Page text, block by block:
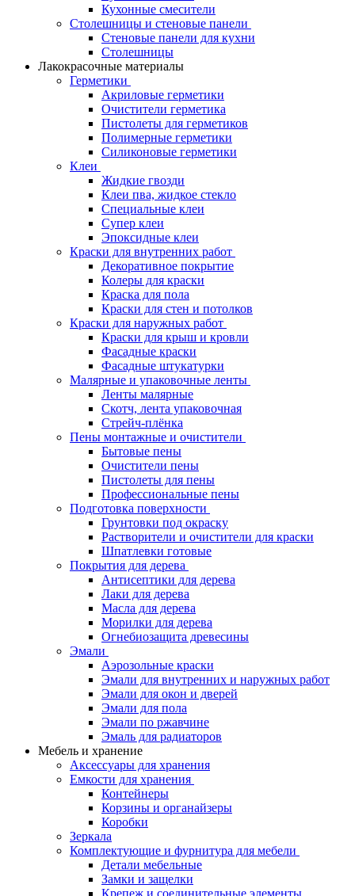
Кухонные смесители
Столешницы и стеновые панели
Стеновые панели для кухни
Столешницы
Лакокрасочные материалы
Герметики
Акриловые герметики
Очистители герметика
Пистолеты для герметиков
Полимерные герметики
Силиконовые герметики
Клеи
Жидкие гвозди
Клеи пва, жидкое стекло
Специальные клеи
Супер клеи
Эпоксидные клеи
Краски для внутренних работ
Декоративное покрытие
Колеры для краски
Краска для пола
Краски для стен и потолков
Краски для наружных работ
Краски для крыш и кровли
Фасадные краски
Фасадные штукатурки
Малярные и упаковочные ленты
Ленты малярные
Скотч, лента упаковочная
Стрейч-плёнка
Пены монтажные и очистители
Бытовые пены
Очистители пены
Пистолеты для пены
Профессиональные пены
Подготовка поверхности
Грунтовки под окраску
Растворители и очистители для краски
Шпатлевки готовые
Покрытия для дерева
Антисептики для дерева
Лаки для дерева
Масла для дерева
Морилки для дерева
Огнебиозащита древесины
Эмали
Аэрозольные краски
Эмали для внутренних и наружных работ
Эмали для окон и дверей
Эмали для пола
Эмали по ржавчине
Эмаль для радиаторов
Мебель и хранение
Аксессуары для хранения
Емкости для хранения
Контейнеры
Корзины и органайзеры
Коробки
Зеркала
Комплектующие и фурнитура для мебели
Детали мебельные
Замки и защелки
Крепеж и соединительные элементы